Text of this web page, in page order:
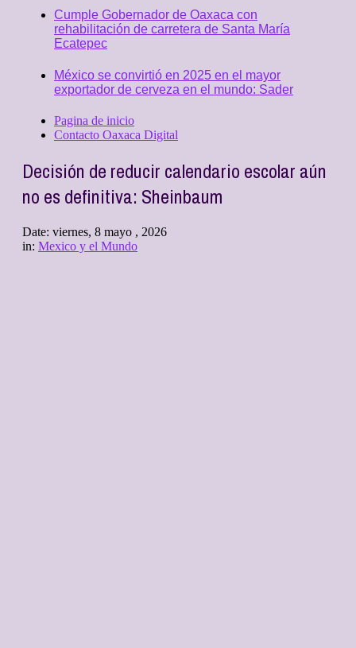
Cumple Gobernador de Oaxaca con
rehabilitación de carretera de Santa María
Ecatepec
México se convirtió en 2025 en el mayor
exportador de cerveza en el mundo: Sader
Pagina de inicio
Contacto Oaxaca Digital
Decisión de reducir calendario escolar aún
no es definitiva: Sheinbaum
Date: viernes, 8 mayo , 2026
in: Mexico y el Mundo